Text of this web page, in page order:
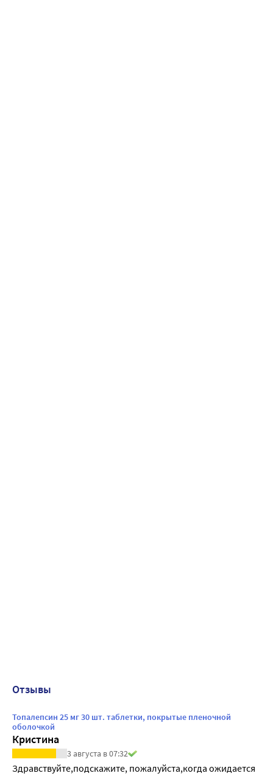
Отзывы
Топалепсин 25 мг 30 шт. таблетки, покрытые пленочной
оболочкой
Кристина
3 августа в 07:32
Здравствуйте,подскажите, пожалуйста,когда ожидается